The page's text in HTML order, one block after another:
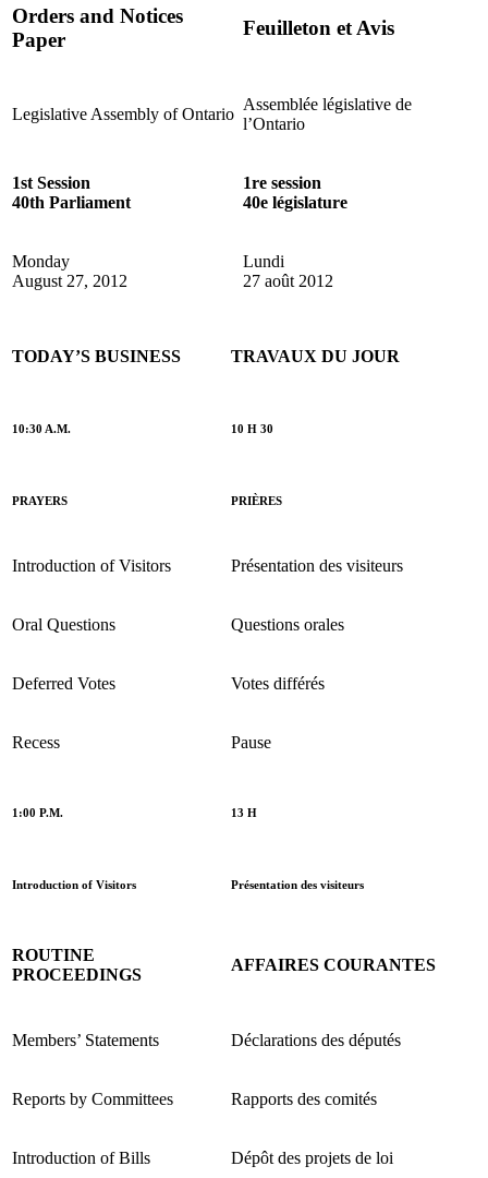
Orders and Notices
Paper
Feuilleton et Avis
Legislative Assembly of Ontario
Assemblée législative de
l’Ontario
1st Session
40th Parliament
1re session
40e législature
Monday
August 27, 2012
Lundi
27 août 2012
TODAY’S BUSINESS TRAVAUX DU JOUR
10:30 A.M. 10 H 30
PRAYERS PRIÈRES
Introduction of Visitors Présentation des visiteurs
Oral Questions Questions orales
Deferred Votes Votes différés
Recess Pause
1:00 P.M. 13 H
Introduction of Visitors Présentation des visiteurs
ROUTINE
PROCEEDINGS
AFFAIRES COURANTES
Members’ Statements Déclarations des députés
Reports by Committees Rapports des comités
Introduction of Bills Dépôt des projets de loi